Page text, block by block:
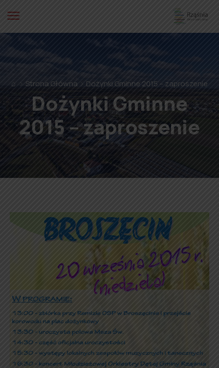
⌂ Strona Główna Dożynki Gminne 2015 – zaproszenie
Dożynki Gminne
2015 – zaproszenie